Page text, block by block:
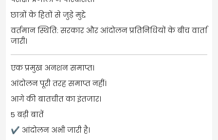
छात्रों के हितों से जुड़े मुद्दे
वर्तमान स्थिति: सरकार और आंदोलन प्रतिनिधियों के बीच वार्ता
जारी।
एक प्रमुख अनशन समाप्त।
आंदोलन पूरी तरह समाप्त नहीं।
आगे की बातचीत का इंतजार।
5 बड़ी बातें
✔ आंदोलन अभी जारी है।